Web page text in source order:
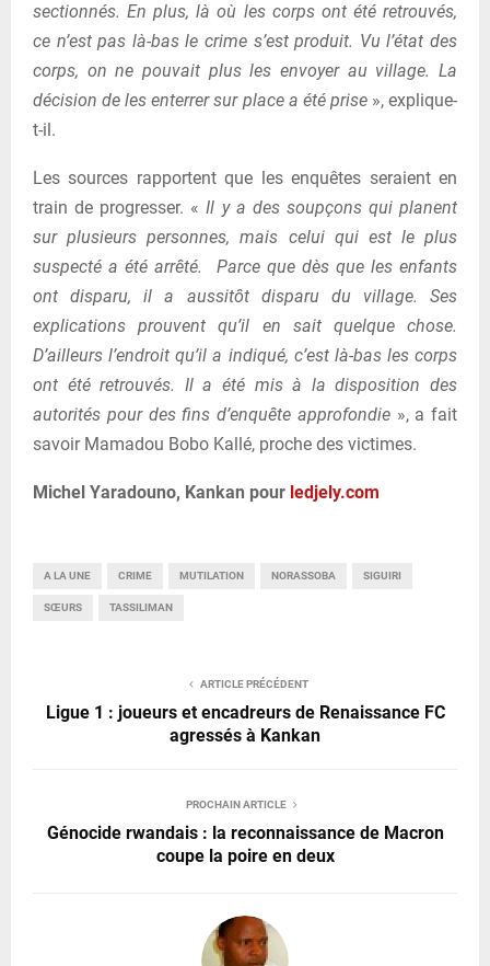
sectionnés. En plus, là où les corps ont été retrouvés,
ce n’est pas là-bas le crime s’est produit. Vu l’état des
corps, on ne pouvait plus les envoyer au village. La
décision de les enterrer sur place a été prise», explique-
t-il.
Les sources rapportent que les enquêtes seraient en
train de progresser. «Il y a des soupçons qui planent
sur plusieurs personnes, mais celui qui est le plus
suspecté a été arrêté. Parce que dès que les enfants
ont disparu, il a aussitôt disparu du village. Ses
explications prouvent qu’il en sait quelque chose.
D’ailleurs l’endroit qu’il a indiqué, c’est là-bas les corps
ont été retrouvés. Il a été mis à la disposition des
autorités pour des fins d’enquête approfondie», a fait
savoir Mamadou Bobo Kallé, proche des victimes.
Michel Yaradouno, Kankan pour ledjely.com
A LA UNE CRIME MUTILATION NORASSOBA SIGUIRI
SŒURS TASSILIMAN
ARTICLE PRÉCÉDENT
Ligue 1 : joueurs et encadreurs de Renaissance FC
agressés à Kankan
PROCHAIN ARTICLE
Génocide rwandais : la reconnaissance de Macron
coupe la poire en deux